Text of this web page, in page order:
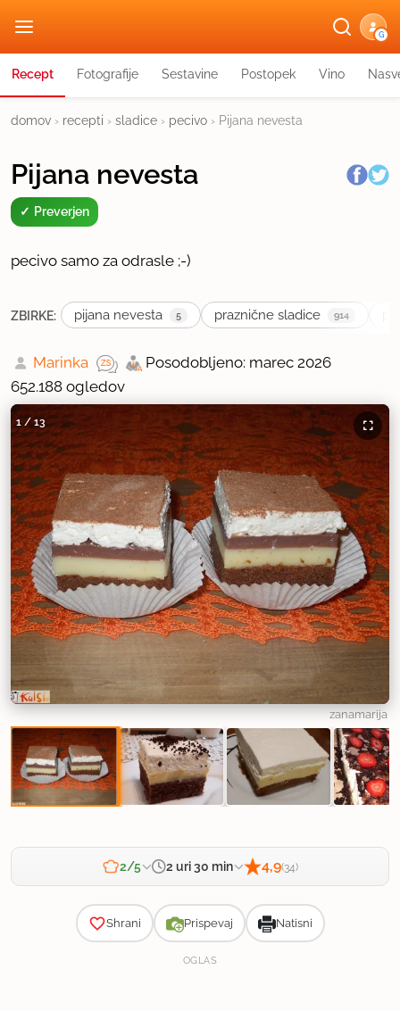
G
Recept Fotografije Sestavine Postopek Vino
domov › recepti › sladice › pecivo › Pijana nevesta
Pijana nevesta
Preverjen
pecivo samo za odrasle ;-)
ZBIRKE: pijana nevesta 5 praznične sladice 914
Marinka
Posodobljeno: marec 2026
652.188 ogledov
1/13
zanamarija
2/5 2 uri 30 min
30 min| 30 min| 1 ura 30 min
4,9(34)
Shrani Prispevaj Natisni
OGLAS